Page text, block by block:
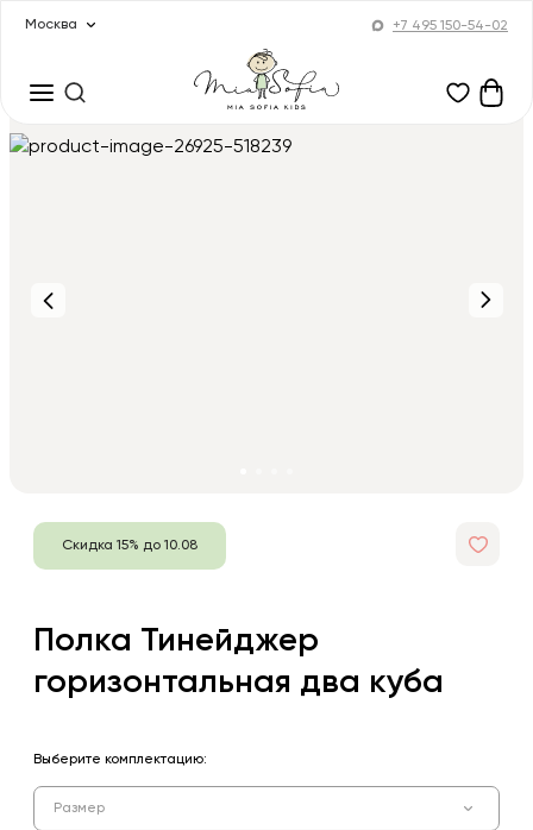
Москва +7 495 150-54-02
Скидка 15% до 10.08
Полка Тинейджер
горизонтальная два куба
Выберите комплектацию:
Размер